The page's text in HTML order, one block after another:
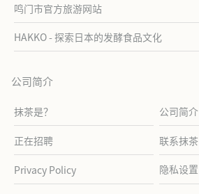
鸣门市官方旅游网站
HAKKO - 探索日本的发酵食品文化
公司简介
抹茶是？ 公司简介
正在招聘 联系抹茶
Privacy Policy 隐私设置